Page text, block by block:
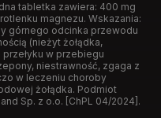
tabletka zawiera: 400 mg
magnezu. Wskazania:
górnego odcinka przewodu
(nieżyt żołądka,
w przebiegu
niestrawność, zgaga z
w leczeniu choroby
żołądka. Podmiot
Sp. z o.o. [ChPL 04/2024].